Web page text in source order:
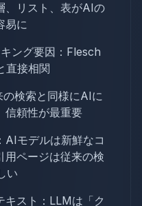
、リスト、表がAIの
易に
ング要因：Flesch
直接相関
検索と同様にAIに
信頼性が最重要
AIモデルは新鮮なコ
用ページは従来の検
い
キスト：LLMは「ク